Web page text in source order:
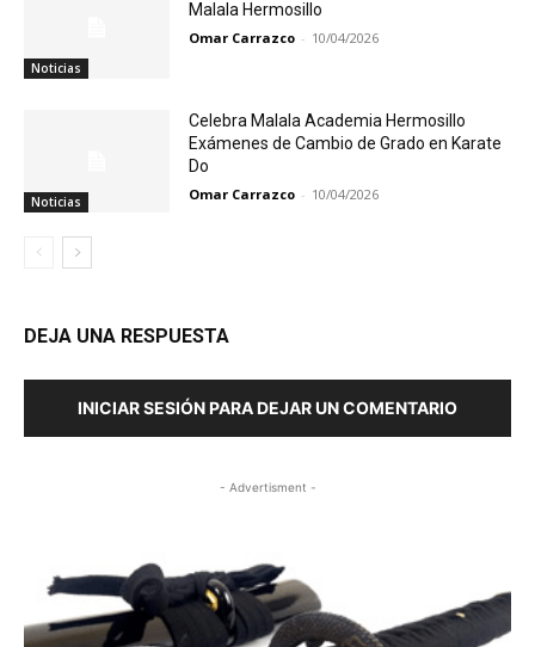
Noticias
Malala Hermosillo
Omar Carrazco - 10/04/2026
Noticias
Celebra Malala Academia Hermosillo
Exámenes de Cambio de Grado en Karate
Do
Omar Carrazco - 10/04/2026
DEJA UNA RESPUESTA
INICIAR SESIÓN PARA DEJAR UN COMENTARIO
- Advertisment -